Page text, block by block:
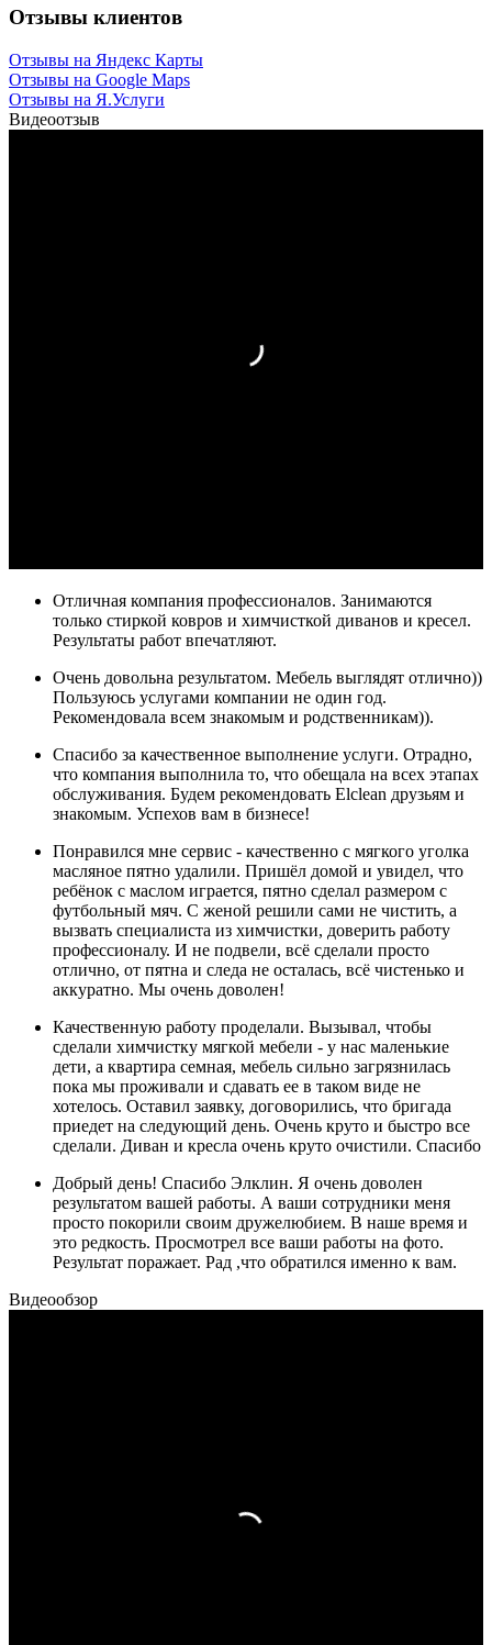
Отзывы клиентов
Отзывы на Яндекс Карты
Отзывы на Google Maps
Отзывы на Я.Услуги
Видеоотзыв
Отличная компания профессионалов. Занимаются
только стиркой ковров и химчисткой диванов и кресел.
Результаты работ впечатляют.
Очень довольна результатом. Мебель выглядят отлично))
Пользуюсь услугами компании не один год.
Рекомендовала всем знакомым и родственникам)).
Спасибо за качественное выполнение услуги. Отрадно,
что компания выполнила то, что обещала на всех этапах
обслуживания. Будем рекомендовать Elclean друзьям и
знакомым. Успехов вам в бизнесе!
Понравился мне сервис - качественно с мягкого уголка
масляное пятно удалили. Пришёл домой и увидел, что
ребёнок с маслом играется, пятно сделал размером с
футбольный мяч. С женой решили сами не чистить, а
вызвать специалиста из химчистки, доверить работу
профессионалу. И не подвели, всё сделали просто
отлично, от пятна и следа не осталась, всё чистенько и
аккуратно. Мы очень доволен!
Качественную работу проделали. Вызывал, чтобы
сделали химчистку мягкой мебели - у нас маленькие
дети, а квартира семная, мебель сильно загрязнилась
пока мы проживали и сдавать ее в таком виде не
хотелось. Оставил заявку, договорились, что бригада
приедет на следующий день. Очень круто и быстро все
сделали. Диван и кресла очень круто очистили. Спасибо
Добрый день! Спасибо Элклин. Я очень доволен
результатом вашей работы. А ваши сотрудники меня
просто покорили своим дружелюбием. В наше время и
это редкость. Просмотрел все ваши работы на фото.
Результат поражает. Рад ,что обратился именно к вам.
Видеообзор